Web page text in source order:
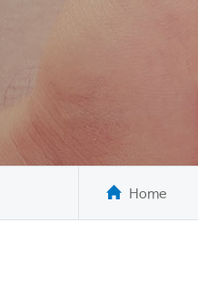
Home